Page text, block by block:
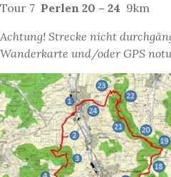
Tour 7 Perlen 20 – 24 9km
Achtung! Strecke nicht
Wanderkarte und/oder GPS